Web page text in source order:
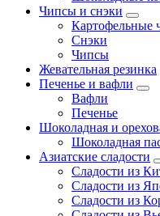
Чипсы и снэки
Картофельные
Снэки
Чипсы
Жевательная резинка
Печенье и вафли
Вафли
Печенье
Шоколадная и
Шоколадная
Азиатские сладости
Сладости из
Сладости из
Сладости из